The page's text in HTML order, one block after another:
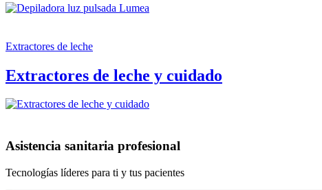
Extractores de leche
Extractores de leche y cuidado
Asistencia sanitaria profesional
Tecnologías líderes para ti y tus pacientes